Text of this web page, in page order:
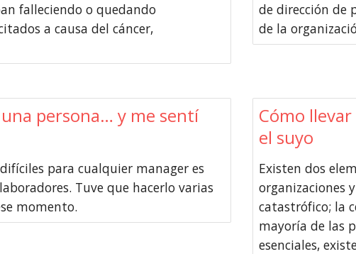
falleciendo o quedando
a causa del cáncer,
de dirección de
de la
persona… y me sentí
para cualquier manager es
Tuve que hacerlo varias
momento.
Cómo
el suyo
Existen dos
organizaciones
catastrófico; la
mayoría de las
esenciales,